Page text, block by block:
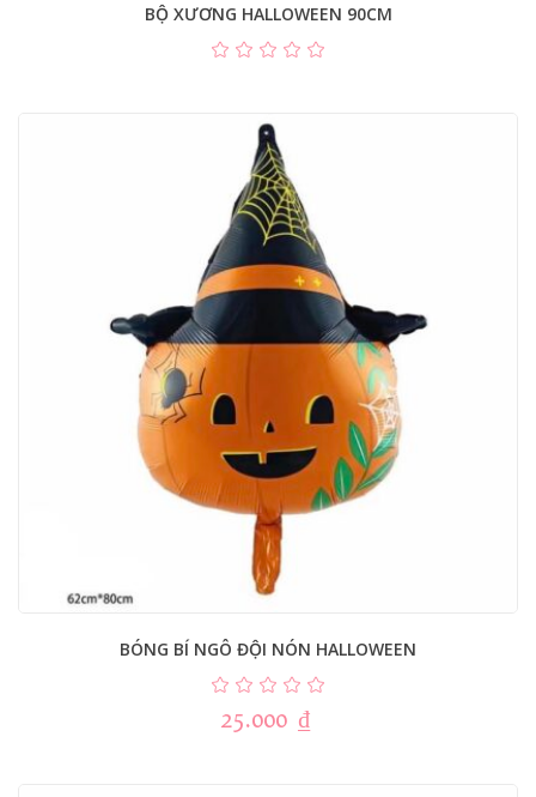
BỘ XƯƠNG HALLOWEEN 90CM
BÓNG BÍ NGÔ ĐỘI NÓN HALLOWEEN
25.000 ₫